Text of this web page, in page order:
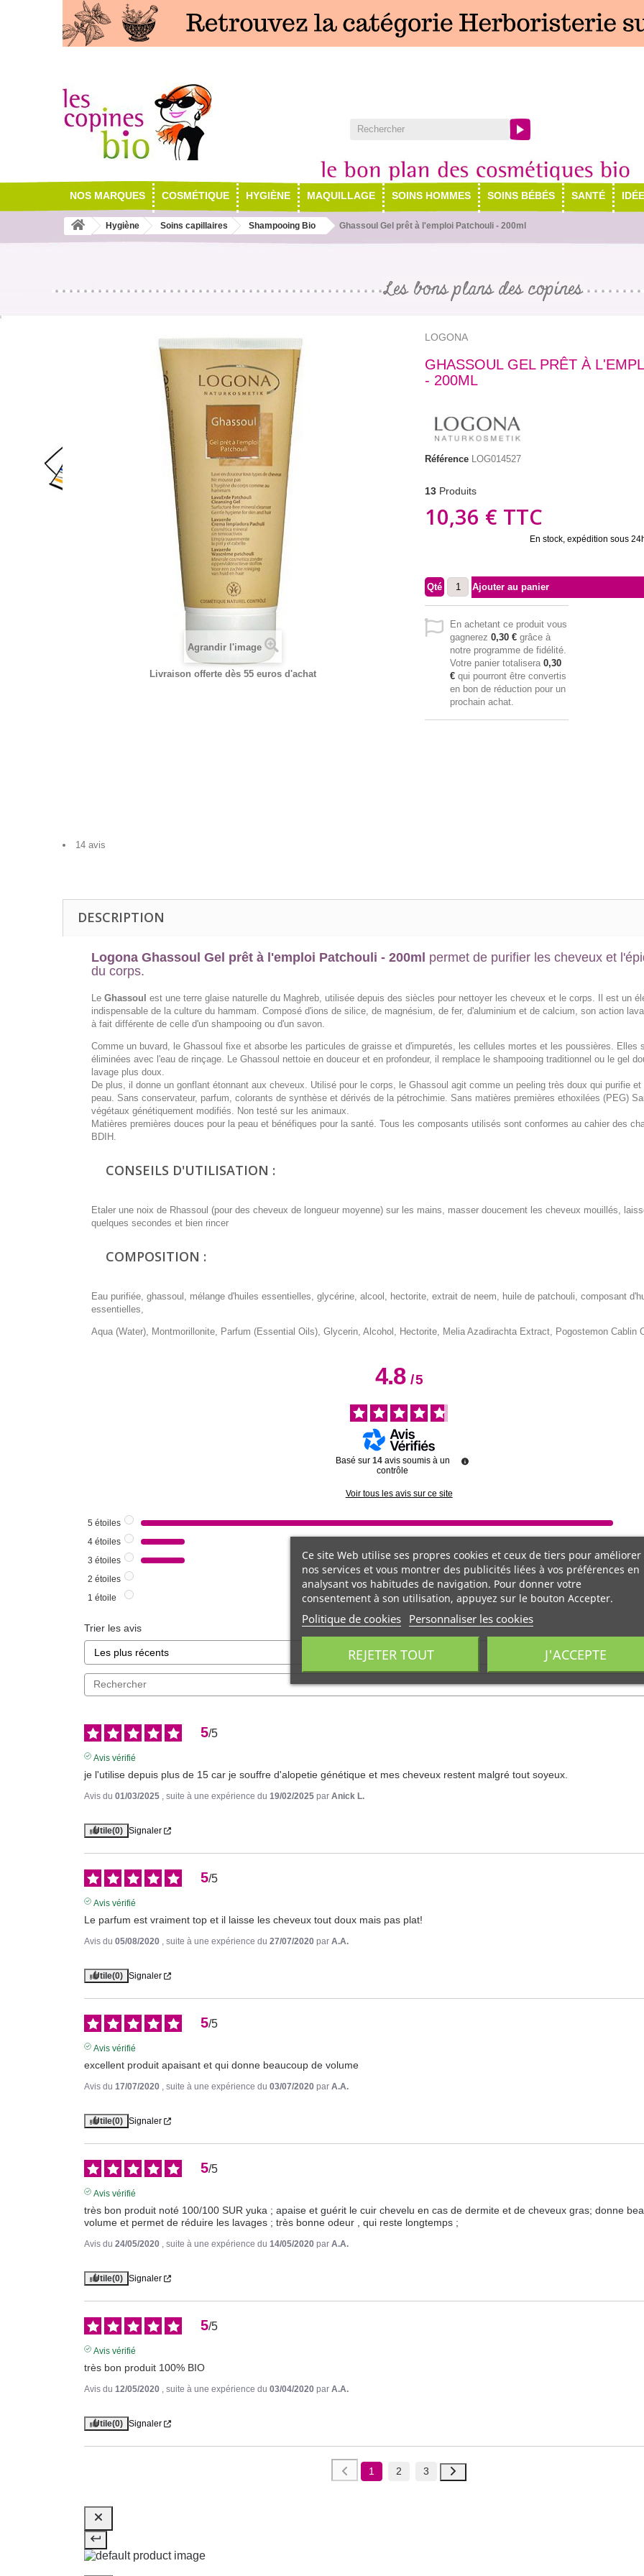
NOS MARQUES COSMÉTIQUE HYGIÈNE MAQUILLAGE SOINS HOMMES SOINS BÉBÉS SANTÉ
Hygiène Soins capillaires Shampooing Bio Ghassoul Gel prêt à l'emploi Patchouli - 200ml
Les bons plans des copines
Agrandir l'image
Livraison offerte dès 55 euros d'achat
LOGONA
GHASSOUL GEL PRÊT À
- 200ML
Référence LOG014527
13 Produits
10,36 € TTC
En stock, expédition sous
Qté Ajouter au panier
En achetant ce produit vous
gagnerez 0,30 € grâce à
notre programme de fidélité.
Votre panier totalisera 0,30
€ qui pourront être convertis
en bon de réduction pour un
prochain achat.
14 avis
DESCRIPTION
Logona Ghassoul Gel prêt à l'emploi Patchouli - 200ml permet de purifier les cheveux et
du corps.
Le Ghassoul est une terre glaise naturelle du Maghreb, utilisée depuis des siècles pour nettoyer les cheveux et le corps. Il est un
indispensable de la culture du hammam. Composé d'ions de silice, de magnésium, de fer, d'aluminium et de calcium, son action
à fait différente de celle d'un shampooing ou d'un savon.
Comme un buvard, le Ghassoul fixe et absorbe les particules de graisse et d'impuretés, les cellules mortes et les poussières. Elles
éliminées avec l'eau de rinçage. Le Ghassoul nettoie en douceur et en profondeur, il remplace le shampooing traditionnel ou le gel
lavage plus doux.
De plus, il donne un gonflant étonnant aux cheveux. Utilisé pour le corps, le Ghassoul agit comme un peeling très doux qui purifie
peau. Sans conservateur, parfum, colorants de synthèse et dérivés de la pétrochimie. Sans matières premières ethoxilées (PEG)
végétaux génétiquement modifiés. Non testé sur les animaux.
Matières premières douces pour la peau et bénéfiques pour la santé. Tous les composants utilisés sont conformes au cahier des
BDIH.
CONSEILS D'UTILISATION :
Etaler une noix de Rhassoul (pour des cheveux de longueur moyenne) sur les mains, masser doucement les cheveux mouillés,
quelques secondes et bien rincer
COMPOSITION :
Eau purifiée, ghassoul, mélange d'huiles essentielles, glycérine, alcool, hectorite, extrait de neem, huile de patchouli, composant
essentielles,
Aqua (Water), Montmorillonite, Parfum (Essential Oils), Glycerin, Alcohol, Hectorite, Melia Azadirachta Extract, Pogostemon Cablin
4.8/5
Basé sur 14 avis soumis à un
contrôle
Voir tous les avis sur ce site
5 étoiles
4 étoiles
3 étoiles
2 étoiles
1 étoile
Trier les avis
5/5
Avis vérifié
je l'utilise depuis plus de 15 car je souffre d'alopetie génétique et mes cheveux restent malgré tout soyeux.
Avis du 01/03/2025 , suite à une expérience du 19/02/2025 par Anick L.
Utile(0) Signaler
5/5
Avis vérifié
Le parfum est vraiment top et il laisse les cheveux tout doux mais pas plat!
Avis du 05/08/2020 , suite à une expérience du 27/07/2020 par A.A.
Utile(0) Signaler
5/5
Avis vérifié
excellent produit apaisant et qui donne beaucoup de volume
Avis du 17/07/2020 , suite à une expérience du 03/07/2020 par A.A.
Utile(0) Signaler
5/5
Avis vérifié
très bon produit noté 100/100 SUR yuka ; apaise et guérit le cuir chevelu en cas de dermite et de cheveux gras; donne
volume et permet de réduire les lavages ; très bonne odeur , qui reste longtemps ;
Avis du 24/05/2020 , suite à une expérience du 14/05/2020 par A.A.
Utile(0) Signaler
5/5
Avis vérifié
très bon produit 100% BIO
Avis du 12/05/2020 , suite à une expérience du 03/04/2020 par A.A.
Utile(0) Signaler
1 2 3
Ce site Web utilise ses propres cookies et ceux de tiers pour améliorer
nos services et vous montrer des publicités liées à vos préférences en
analysant vos habitudes de navigation. Pour donner votre
consentement à son utilisation, appuyez sur le bouton Accepter.
Politique de cookies Personnaliser les cookies
REJETER TOUT J'ACCEPTE